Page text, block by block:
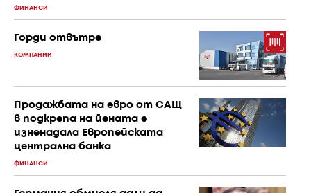
ФИНАНСИ
Горди отвътре
КОМПАНИИ
Продажбата на евро от САЩ
в подкрепа на йената е
изненадала Европейската
централна банка
ФИНАНСИ